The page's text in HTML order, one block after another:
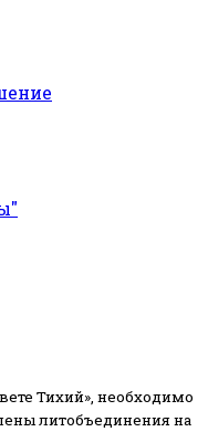
Тихий», необходимо
литобъединения на